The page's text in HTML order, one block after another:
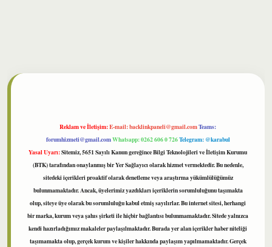
Reklam ve İletişim:E-mail:backlinkpaneli@gmail.comTeams:
forumhizmeti@gmail.comWhatsapp: 0262 606 0 726Telegram: @karabul
Yasal Uyarı:Sitemiz, 5651 Sayılı Kanun gereğince Bilgi Teknolojileri ve İletişim Kurumu
(BTK) tarafından onaylanmış bir Yer Sağlayıcı olarak hizmet vermektedir. Bu nedenle,
sitedeki içerikleri proaktif olarak denetleme veya araştırma yükümlülüğümüz
bulunmamaktadır. Ancak, üyelerimiz yazdıkları içeriklerin sorumluluğunu taşımakta
olup, siteye üye olarak bu sorumluluğu kabul etmiş sayılırlar. Bu internet sitesi, herhangi
bir marka, kurum veya şahıs şirketi ile hiçbir bağlantısı bulunmamaktadır. Sitede yalnızca
kendi hazırladığımız makaleler paylaşılmaktadır. Burada yer alan içerikler haber niteliği
taşımamakta olup, gerçek kurum ve kişiler hakkında paylaşım yapılmamaktadır. Gerçek